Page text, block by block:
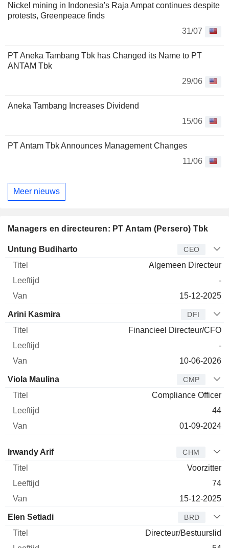
Nickel mining in Indonesia's Raja Ampat continues despite
protests, Greenpeace finds
31/07
PT Aneka Tambang Tbk has Changed its Name to PT
ANTAM Tbk
29/06
Aneka Tambang Increases Dividend
15/06
PT Antam Tbk Announces Management Changes
11/06
Meer nieuws
Managers en directeuren: PT Antam (Persero) Tbk
Bedrijfsleider Titel
Untung Budiharto CEO
Algemeen Directeur
-
15-12-2025
Arini Kasmira DFI
Financieel Directeur/CFO
-
10-06-2026
Viola Maulina CMP
Compliance Officer
44
01-09-2024
Bestuurder Titel
Irwandy Arif CHM
Voorzitter
74
15-12-2025
Elen Setiadi BRD
Directeur/Bestuurslid